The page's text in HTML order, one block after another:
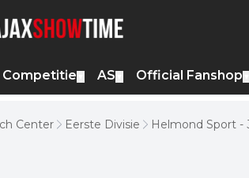
Competitie AS Official Fanshop
Center Eerste Divisie Helmond Sport -